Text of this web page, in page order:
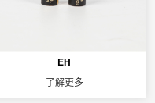
EH
了解更多